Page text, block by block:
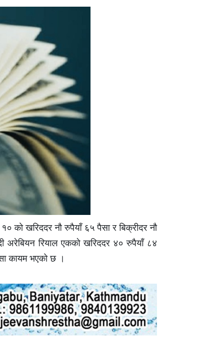
को खरिददर नौ रुपैयाँ ६५ पैसा र बिक्रीदर नौ
अरेबियन रियाल एकको खरिददर ४० रुपैयाँ ८४
कायम भएको छ ।